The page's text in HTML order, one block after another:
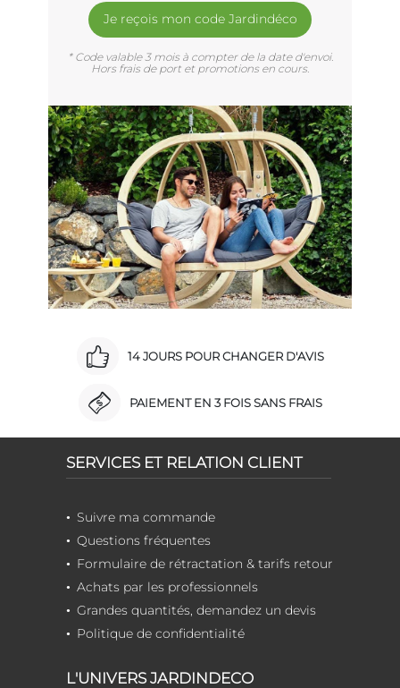
Je reçois mon code Jardindéco
* Code valable 3 mois à compter de la date d'envoi.
Hors frais de port et promotions en cours.
14 JOURS POUR CHANGER D'AVIS
PAIEMENT EN 3 FOIS SANS FRAIS
SERVICES ET RELATION CLIENT
Suivre ma commande
Questions fréquentes
Formulaire de rétractation & tarifs retour
Achats par les professionnels
Grandes quantités, demandez un devis
Politique de confidentialité
L'UNIVERS JARDINDECO